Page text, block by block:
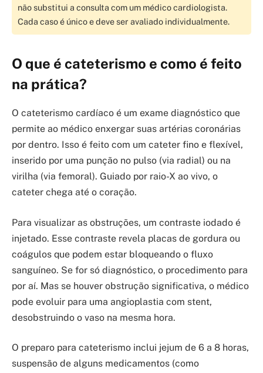
não substitui a consulta com um médico cardiologista.
Cada caso é único e deve ser avaliado individualmente.
O que é cateterismo e como é feito
na prática?
O cateterismo cardíaco é um exame diagnóstico que
permite ao médico enxergar suas artérias coronárias
por dentro. Isso é feito com um cateter fino e flexível,
inserido por uma punção no pulso (via radial) ou na
virilha (via femoral). Guiado por raio-X ao vivo, o
cateter chega até o coração.
Para visualizar as obstruções, um contraste iodado é
injetado. Esse contraste revela placas de gordura ou
coágulos que podem estar bloqueando o fluxo
sanguíneo. Se for só diagnóstico, o procedimento para
por aí. Mas se houver obstrução significativa, o médico
pode evoluir para uma angioplastia com stent,
desobstruindo o vaso na mesma hora.
O preparo para cateterismo inclui jejum de 6 a 8 horas,
suspensão de alguns medicamentos (como